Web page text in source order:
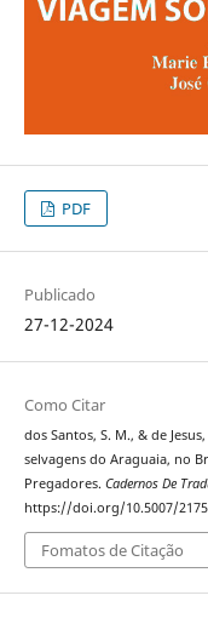
PDF
Publicado
27-12-2024
Como Citar
dos Santos, S. M., & de
selvagens do Araguaia, no
Pregadores. Cadernos De
https://doi.org/10.5007/
Fomatos de Citação